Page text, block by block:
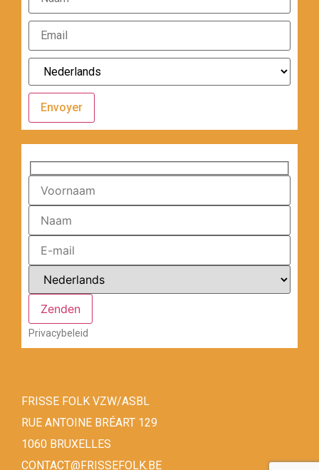
Envoyer
Privacybeleid
FRISSE FOLK VZW/ASBL
RUE ANTOINE BRÉART 129
1060 BRUXELLES
CONTACT@FRISSEFOLK.BE